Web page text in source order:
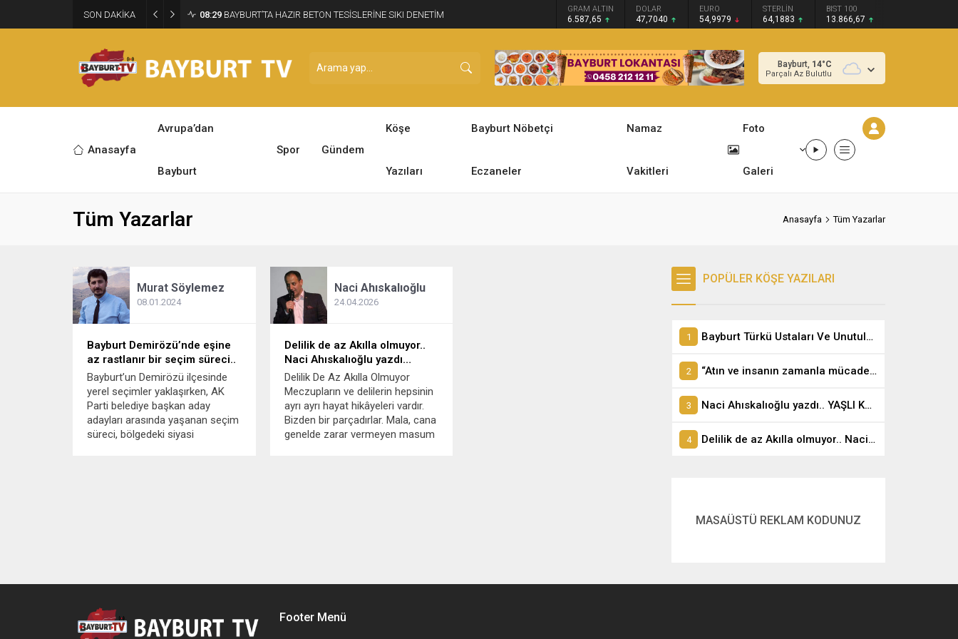
SON DAKİKA 08:29 BAYBURT’TA HAZIR BETON TESİSLERİNE SIKI DENETİM GRAM ALTIN
6.587,65
DOLAR
47,7040
EURO
54,9979
STERLİN
64,1883
BIST 100
13.866,67
Bayburt, 14°C
Parçalı Az Bulutlu
Anasayfa
Avrupa’dan
Bayburt
Spor Gündem
Köşe
Yazıları
Bayburt Nöbetçi
Eczaneler
Namaz
Vakitleri
Foto
Galeri
Tüm Yazarlar Anasayfa Tüm Yazarlar
Murat Söylemez
08.01.2024
Bayburt Demirözü’nde eşine
az rastlanır bir seçim süreci..
Bayburt’un Demirözü ilçesinde
yerel seçimler yaklaşırken, AK
Parti belediye başkan aday
adayları arasında yaşanan seçim
süreci, bölgedeki siyasi
Naci Ahıskalıoğlu
24.04.2026
Delilik de az Akılla olmuyor..
Naci Ahıskalıoğlu yazdı…
Delilik De Az Akılla Olmuyor
Meczupların ve delilerin hepsinin
ayrı ayrı hayat hikâyeleri vardır.
Bizden bir parçadırlar. Mala, cana
genelde zarar vermeyen masum
POPÜLER KÖŞE YAZILARI
Bayburt Türkü Ustaları Ve Unutulmayan Türküler
“Atın ve insanın zamanla mücadelesi” – Naci Ahıskalıoğlu
Naci Ahıskalıoğlu yazdı.. YAŞLI KONAK.
Delilik de az Akılla olmuyor.. Naci Ahıskalıoğlu yazdı…
MASAÜSTÜ REKLAM KODUNUZ
Footer Menü